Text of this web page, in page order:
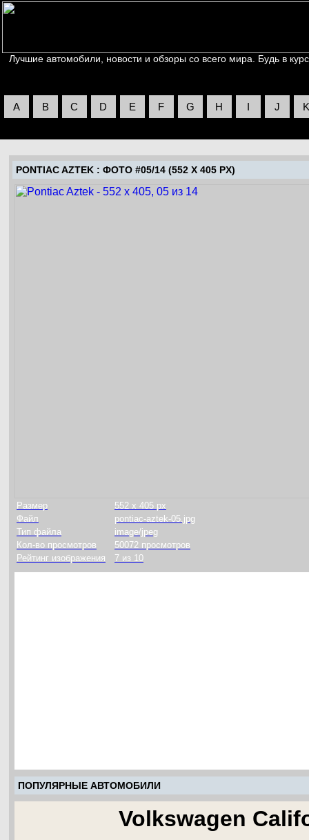
Лучшие автомобили, новости и обзоры со всего мира. Будь в
A B C D E F G H I J K
PONTIAC AZTEK : ФОТО #05/14 (552 X 405 PX)
Размер
552 x 405 px
Файл
pontiac-aztek-05.jpg
Тип файла
image/jpeg
Кол-во просмотров
50072 просмотров
Рейтинг изображения
7 из 10
ПОПУЛЯРНЫЕ АВТОМОБИЛИ
Volkswagen